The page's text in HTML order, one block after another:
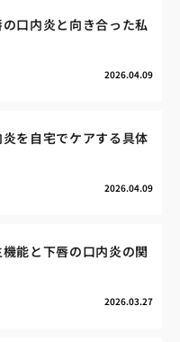
口内炎と向き合った私
2026.04.09
を自宅でケアする具体
2026.04.09
能と下唇の口内炎の関
2026.03.27